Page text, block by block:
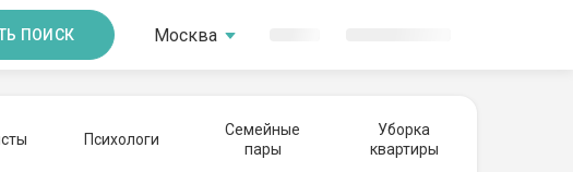
ПОИСК Москва
Психологи
Семейные
пары
Уборка
квартиры